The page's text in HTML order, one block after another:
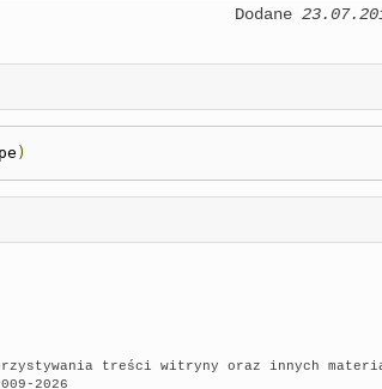
Dodane
)
treści witryny oraz innych
2026